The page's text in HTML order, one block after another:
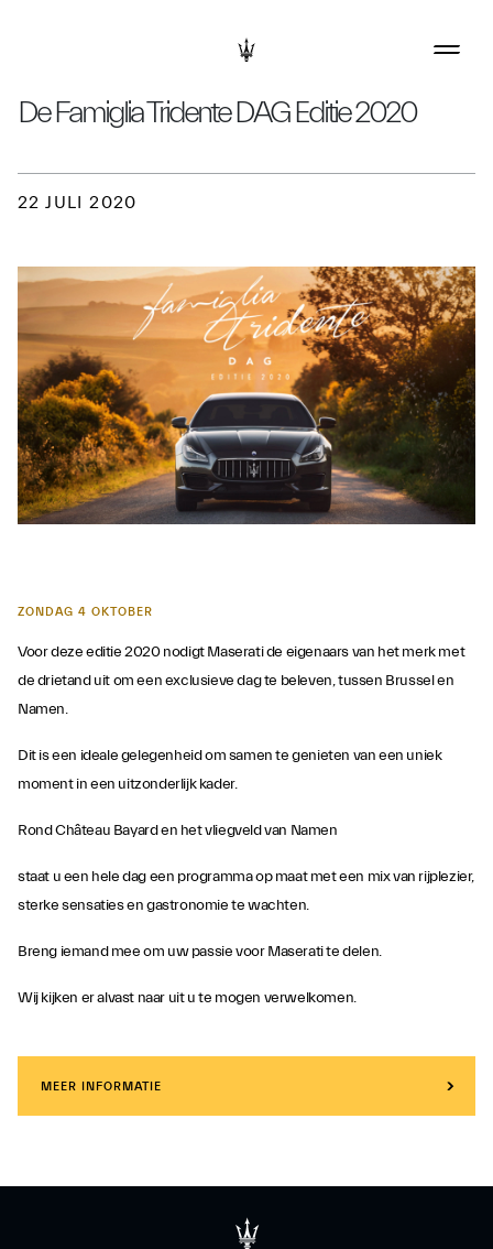
De Famiglia Tridente DAG Editie 2020
22 JULI 2020
ZONDAG 4 OKTOBER
Voor deze editie 2020 nodigt Maserati de eigenaars van het merk met
de drietand uit om een exclusieve dag te beleven, tussen Brussel en
Namen.
Dit is een ideale gelegenheid om samen te genieten van een uniek
moment in een uitzonderlijk kader.
Rond Château Bayard en het vliegveld van Namen
staat u een hele dag een programma op maat met een mix van rijplezier,
sterke sensaties en gastronomie te wachten.
Breng iemand mee om uw passie voor Maserati te delen.
Wij kijken er alvast naar uit u te mogen verwelkomen.
MEER INFORMATIE